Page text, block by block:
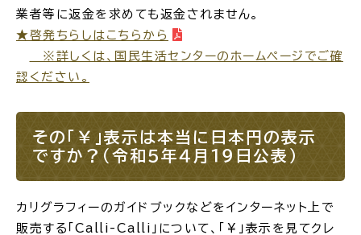
業者等に返金を求めても返金されません。
★啓発ちらしはこちらから
※詳しくは、国民生活センターのホームページでご確
認ください。
その「￥」表示は本当に日本円の表示
ですか？（令和５年４月１９日公表）
カリグラフィーのガイドブックなどをインターネット上で
販売する「Calli-Calli」について、「￥」表示を見てクレ